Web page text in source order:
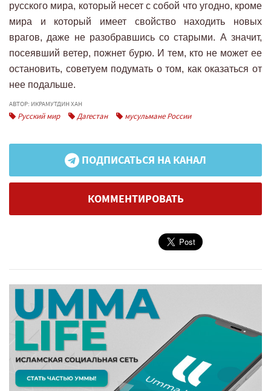
русского мира, который несет с собой что угодно, кроме
мира и который имеет свойство находить новых
врагов, даже не разобравшись со старыми. А значит,
посеявший ветер, пожнет бурю. И тем, кто не может ее
остановить, советуем подумать о том, как оказаться от
нее подальше.
АВТОР: ИКРАМУТДИН ХАН
Русский мир Дагестан мусульмане России
ПОДПИСАТЬСЯ НА КАНАЛ
КОММЕНТИРОВАТЬ